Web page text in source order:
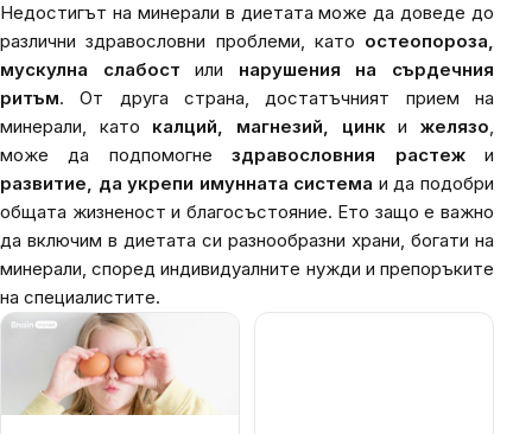
Недостигът на минерали в диетата може да доведе до
различни здравословни проблеми, като остеопороза,
мускулна слабост или нарушения на сърдечния
ритъм. От друга страна, достатъчният прием на
минерали, като калций, магнезий, цинкижелязо,
може да подпомогнездравословния растежи
развитие, да укрепи имунната система и да подобри
общата жизненост и благосъстояние. Ето защо е важно
да включим в диетата си разнообразни храни, богати на
минерали, според индивидуалните нужди и препоръките
на специалистите.
List
articles